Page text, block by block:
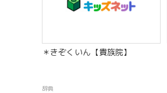
＊きぞくいん【貴族院】
辞典